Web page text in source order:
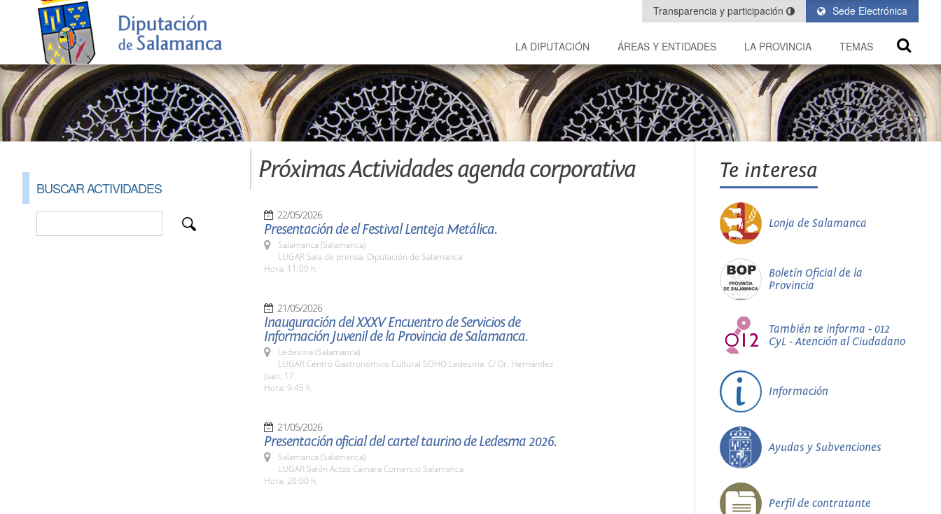
Sede Electrónica
Transparencia y participación
LA DIPUTACIÓN ÁREAS Y ENTIDADES LA PROVINCIA TEMAS
BUSCAR ACTIVIDADES
Próximas Actividades agenda corporativa
22/05/2026
Presentación de el Festival Lenteja Metálica.
Salamanca (Salamanca)
LUGAR Sala de prensa. Diputación de Salamanca
Hora: 11:00 h.
21/05/2026
Inauguración del XXXV Encuentro de Servicios de
Información Juvenil de la Provincia de Salamanca.
Ledesma (Salamanca)
LUGAR Centro Gastronómico Cultural SOHO Ledesma. C/ Dr. Hernández
Juan, 17
Hora: 9:45 h.
21/05/2026
Presentación oficial del cartel taurino de Ledesma 2026.
Salamanca (Salamanca)
LUGAR Salón Actos Cámara Comercio Salamanca
Hora: 20:00 h.
Te interesa
Lonja de Salamanca
Boletín Oficial de la
Provincia
También te informa - 012
CyL - Atención al Ciudadano
Información
Ayudas y Subvenciones
Perfil de contratante